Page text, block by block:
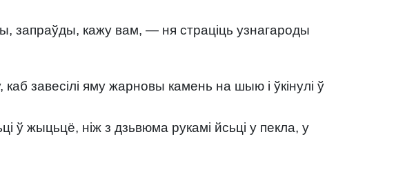
запраўды, кажу вам, — ня страціць узнагароды
завесілі яму жарновы камень на шыю і ўкінулі ў
ў жыцьцё, ніж з дзьвюма рукамі йсьці у пекла, у